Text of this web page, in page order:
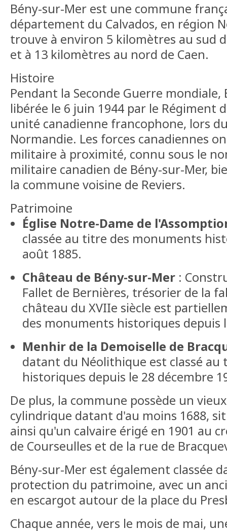
Bény-sur-Mer est une commune
département du Calvados, en région
trouve à environ 5 kilomètres au sud
et à 13 kilomètres au nord de Caen.
Histoire
Pendant la Seconde Guerre
libérée le 6 juin 1944 par le Régiment
unité canadienne francophone, lors
Normandie. Les forces canadiennes
militaire à proximité, connu sous le
militaire canadien de Bény-sur-Mer,
la commune voisine de Reviers.
Patrimoine
Église Notre-Dame de
classée au titre des monuments
août 1885.
Château de Bény-sur-Mer :
Fallet de Bernières, trésorier de la
château du XVIIe siècle est
des monuments historiques depuis
Menhir de la Demoiselle de
datant du Néolithique est classé
historiques depuis le 28 décembre
De plus, la commune possède un
cylindrique datant d'au moins 1688,
ainsi qu'un calvaire érigé en 1901 au
de Courseulles et de la rue de
Bény-sur-Mer est également classée
protection du patrimoine, avec un
en escargot autour de la place du
Chaque année, vers le mois de mai,